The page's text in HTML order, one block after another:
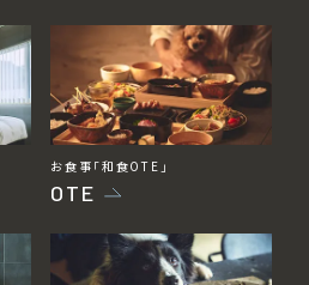
お食事「和食OTE」
OTE